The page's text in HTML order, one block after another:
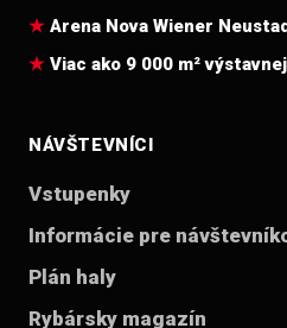
Arena Nova Wiener
Viac ako 9 000 m²
NÁVŠTEVNÍCI
Vstupenky
Informácie pre
Plán haly
Rybársky magazín